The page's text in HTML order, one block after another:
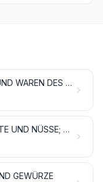
LEBENDE PFLANZEN UND WAREN DES BLUMENHANDELS
GENIESSBARE FRÜCHTE UND NÜSSE; SCHALEN VON ZITRUSFRÜCHTEN ODER VON MELONEN
GEWÜRZE